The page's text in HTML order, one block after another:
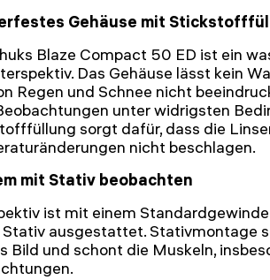
Gehäuse mit
Blaze Compact 50 ED ist ein
Das Gehäuse lässt kein
Regen und Schnee nicht
unter widrigsten
sorgt dafür, dass die
nicht beschlagen.
mit Stativ beobachten
ist mit einem
Stativ ausgestattet. Stativmontage
Bild und schont die Muskeln,